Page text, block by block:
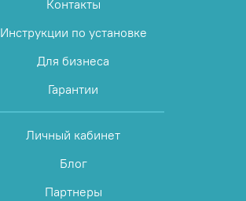
Контакты
Инструкции по установке
Для бизнеса
Гарантии
Личный кабинет
Блог
Партнеры